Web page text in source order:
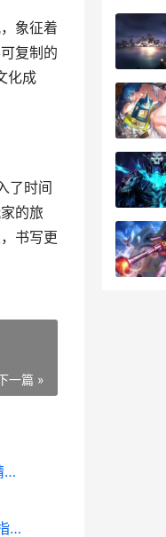
象征着
复制的
化成
了时间
的旅
书写更
一篇 »
**文明6文化胜利核心路线与关键节点，一场精心编织的软实力征服**
永劫无间崔三娘连招教学，深海女王实战进阶指南